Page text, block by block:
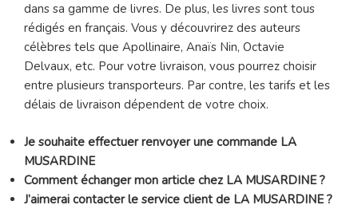
dans sa gamme de livres. De plus, les livres sont tous
rédigés en français. Vous y découvrirez des auteurs
célèbres tels que Apollinaire, Anaïs Nin, Octavie
Delvaux, etc. Pour votre livraison, vous pourrez choisir
entre plusieurs transporteurs. Par contre, les tarifs et les
délais de livraison dépendent de votre choix.
Je souhaite effectuer renvoyer une commande LA
MUSARDINE
Comment échanger mon article chez LA MUSARDINE ?
J’aimerai contacter le service client de LA MUSARDINE ?